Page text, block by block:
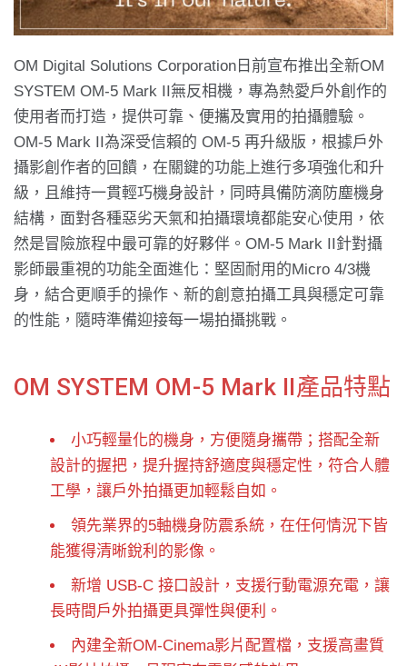
OM Digital Solutions Corporation日前宣布推出全新OM
SYSTEM OM-5 Mark II無反相機，專為熱愛戶外創作的
使用者而打造，提供可靠、便攜及實用的拍攝體驗。
OM-5 Mark II為深受信賴的 OM-5 再升級版，根據戶外
攝影創作者的回饋，在關鍵的功能上進行多項強化和升
級，且維持一貫輕巧機身設計，同時具備防滴防塵機身
結構，面對各種惡劣天氣和拍攝環境都能安心使用，依
然是冒險旅程中最可靠的好夥伴。OM-5 Mark II針對攝
影師最重視的功能全面進化：堅固耐用的Micro 4/3機
身，結合更順手的操作、新的創意拍攝工具與穩定可靠
的性能，隨時準備迎接每一場拍攝挑戰。
OM SYSTEM OM-5 Mark II產品特點
小巧輕量化的機身，方便隨身攜帶；搭配全新
設計的握把，提升握持舒適度與穩定性，符合人體
工學，讓戶外拍攝更加輕鬆自如。
領先業界的5軸機身防震系統，在任何情況下皆
能獲得清晰銳利的影像。
新增 USB-C 接口設計，支援行動電源充電，讓
長時間戶外拍攝更具彈性與便利。
內建全新OM-Cinema影片配置檔，支援高畫質